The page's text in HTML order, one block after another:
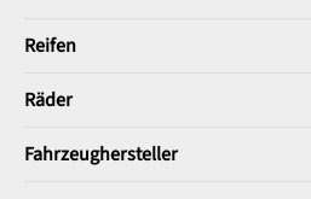
Reifen
Räder
Fahrzeughersteller